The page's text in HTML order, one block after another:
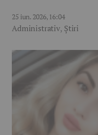
25 iun. 2026, 16:04
Administrativ, Știri